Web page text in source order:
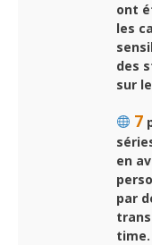
ont
les
des
sur
7
en
par
time.